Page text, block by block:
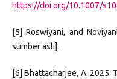
https://doi.org/10.1007/
[5] Roswiyani, and
sumber asli].
[6] Bhattacharjee, A. 2025.